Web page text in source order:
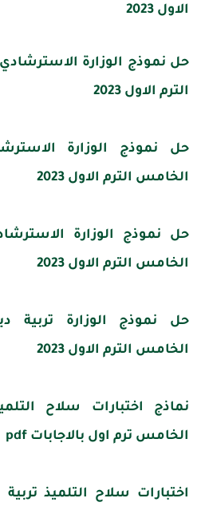
الاول 2023
حل نموذج الوزارة
الترم الاول 2023
حل نموذج الوزارة
الخامس الترم الاول 2023
حل نموذج الوزارة
الخامس الترم الاول 2023
حل نموذج الوزارة تربية
الخامس الترم الاول 2023
نماذج اختبارات سلاح
الخامس ترم اول بالاجابات pdf
اختبارات سلاح التلميذ